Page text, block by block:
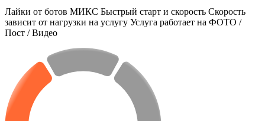
Лайки от ботов МИКС Быстрый старт и скорость Скорость
зависит от нагрузки на услугу Услуга работает на ФОТО /
Пост / Видео